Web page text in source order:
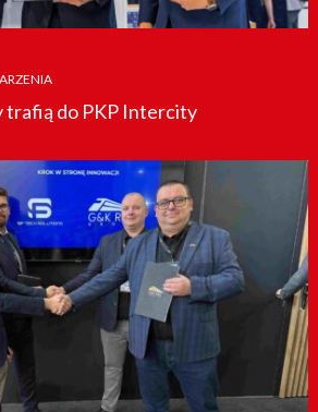
trafią do PKP Intercity